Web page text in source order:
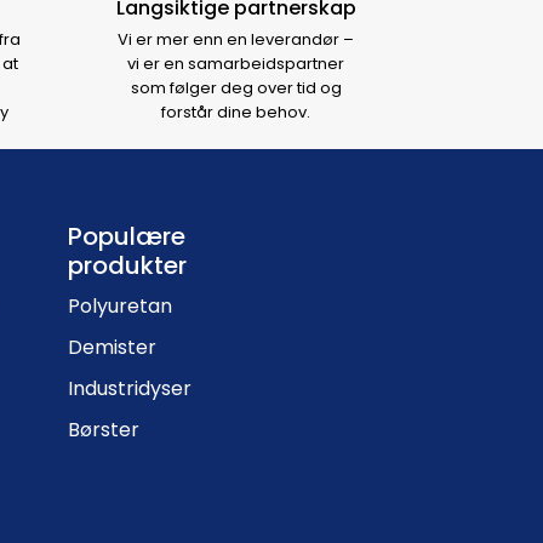
Langsiktige partnerskap
Vi er mer enn en leverandør –
vi er en samarbeidspartner
som følger deg over tid og
forstår dine behov.
Populære
produkter
Polyuretan
Demister
Industridyser
Børster